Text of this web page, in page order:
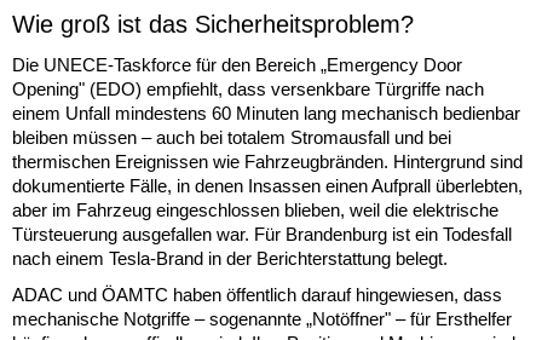
Wie groß ist das Sicherheitsproblem?
Die UNECE-Taskforce für den Bereich „Emergency Door
Opening" (EDO) empfiehlt, dass versenkbare Türgriffe nach
einem Unfall mindestens 60 Minuten lang mechanisch bedienbar
bleiben müssen – auch bei totalem Stromausfall und bei
thermischen Ereignissen wie Fahrzeugbränden. Hintergrund sind
dokumentierte Fälle, in denen Insassen einen Aufprall überlebten,
aber im Fahrzeug eingeschlossen blieben, weil die elektrische
Türsteuerung ausgefallen war. Für Brandenburg ist ein Todesfall
nach einem Tesla-Brand in der Berichterstattung belegt.
ADAC und ÖAMTC haben öffentlich darauf hingewiesen, dass
mechanische Notgriffe – sogenannte „Notöffner" – für Ersthelfer